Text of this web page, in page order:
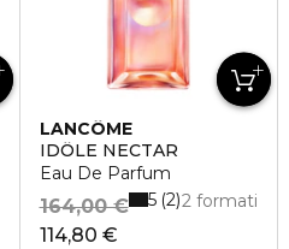
LANCÔME
IDÔLE NECTAR
Eau De Parfum
114,80 €
164,00 € 2 formati
5 2